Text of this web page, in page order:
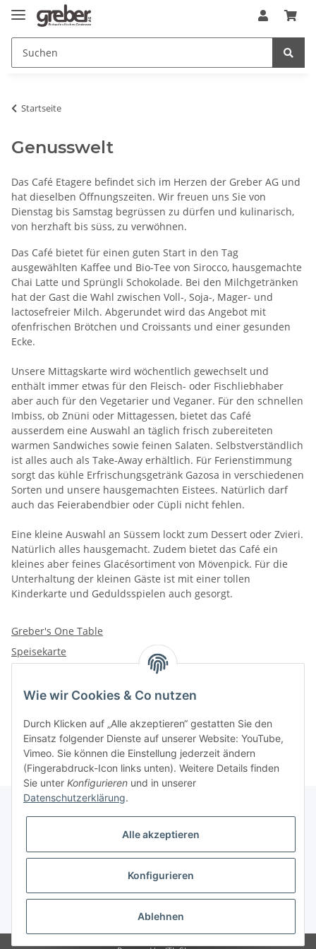
Startseite
Genusswelt
Das Café Etagere befindet sich im Herzen der Greber AG und
hat dieselben Öffnungszeiten. Wir freuen uns Sie von
Dienstag bis Samstag begrüssen zu dürfen und kulinarisch,
von herzhaft bis süss, zu verwöhnen.
Das Café bietet für einen guten Start in den Tag
ausgewählten Kaffee und Bio-Tee von Sirocco, hausgemachte
Chai Latte und Sprüngli Schokolade. Bei den Milchgetränken
hat der Gast die Wahl zwischen Voll-, Soja-, Mager- und
lactosefreier Milch. Abgerundet wird das Angebot mit
ofenfrischen Brötchen und Croissants und einer gesunden
Ecke.
Unsere Mittagskarte wird wöchentlich gewechselt und
enthält immer etwas für den Fleisch- oder Fischliebhaber
aber auch für den Vegetarier und Veganer. Für den schnellen
Imbiss, ob Znüni oder Mittagessen, bietet das Café
ausserdem eine Auswahl an täglich frisch zubereiteten
warmen Sandwiches sowie feinen Salaten. Selbstverständlich
ist alles auch als Take-Away erhältlich. Für Ferienstimmung
sorgt das kühle Erfrischungsgetränk Gazosa in verschiedenen
Sorten und unsere hausgemachten Eistees. Natürlich darf
auch das Feierabendbier oder Cüpli nicht fehlen.
Eine kleine Auswahl an Süssem lockt zum Dessert oder Zvieri.
Natürlich alles hausgemacht. Zudem bietet das Café ein
kleines aber feines Glacésortiment von Mövenpick. Für die
Unterhaltung der kleinen Gäste ist mit einer tollen
Kinderkarte und Geduldsspielen auch gesorgt.
Greber's One Table
Speisekarte
Kategorien
Gesetzliche Informationen
* Alle Preise inkl. gesetzlicher USt., zzgl.Versand
Wie wir Cookies & Co nutzen
Durch Klicken auf „Alle akzeptieren“ gestatten Sie den
Einsatz folgender Dienste auf unserer Website: YouTube,
Vimeo. Sie können die Einstellung jederzeit ändern
(Fingerabdruck-Icon links unten). Weitere Details finden
Sie unter Konfigurieren und in unserer
Datenschutzerklärung.
Alle akzeptieren
Konfigurieren
Ablehnen